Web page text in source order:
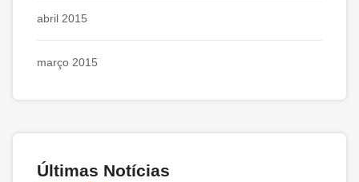
abril 2015
março 2015
Últimas Notícias